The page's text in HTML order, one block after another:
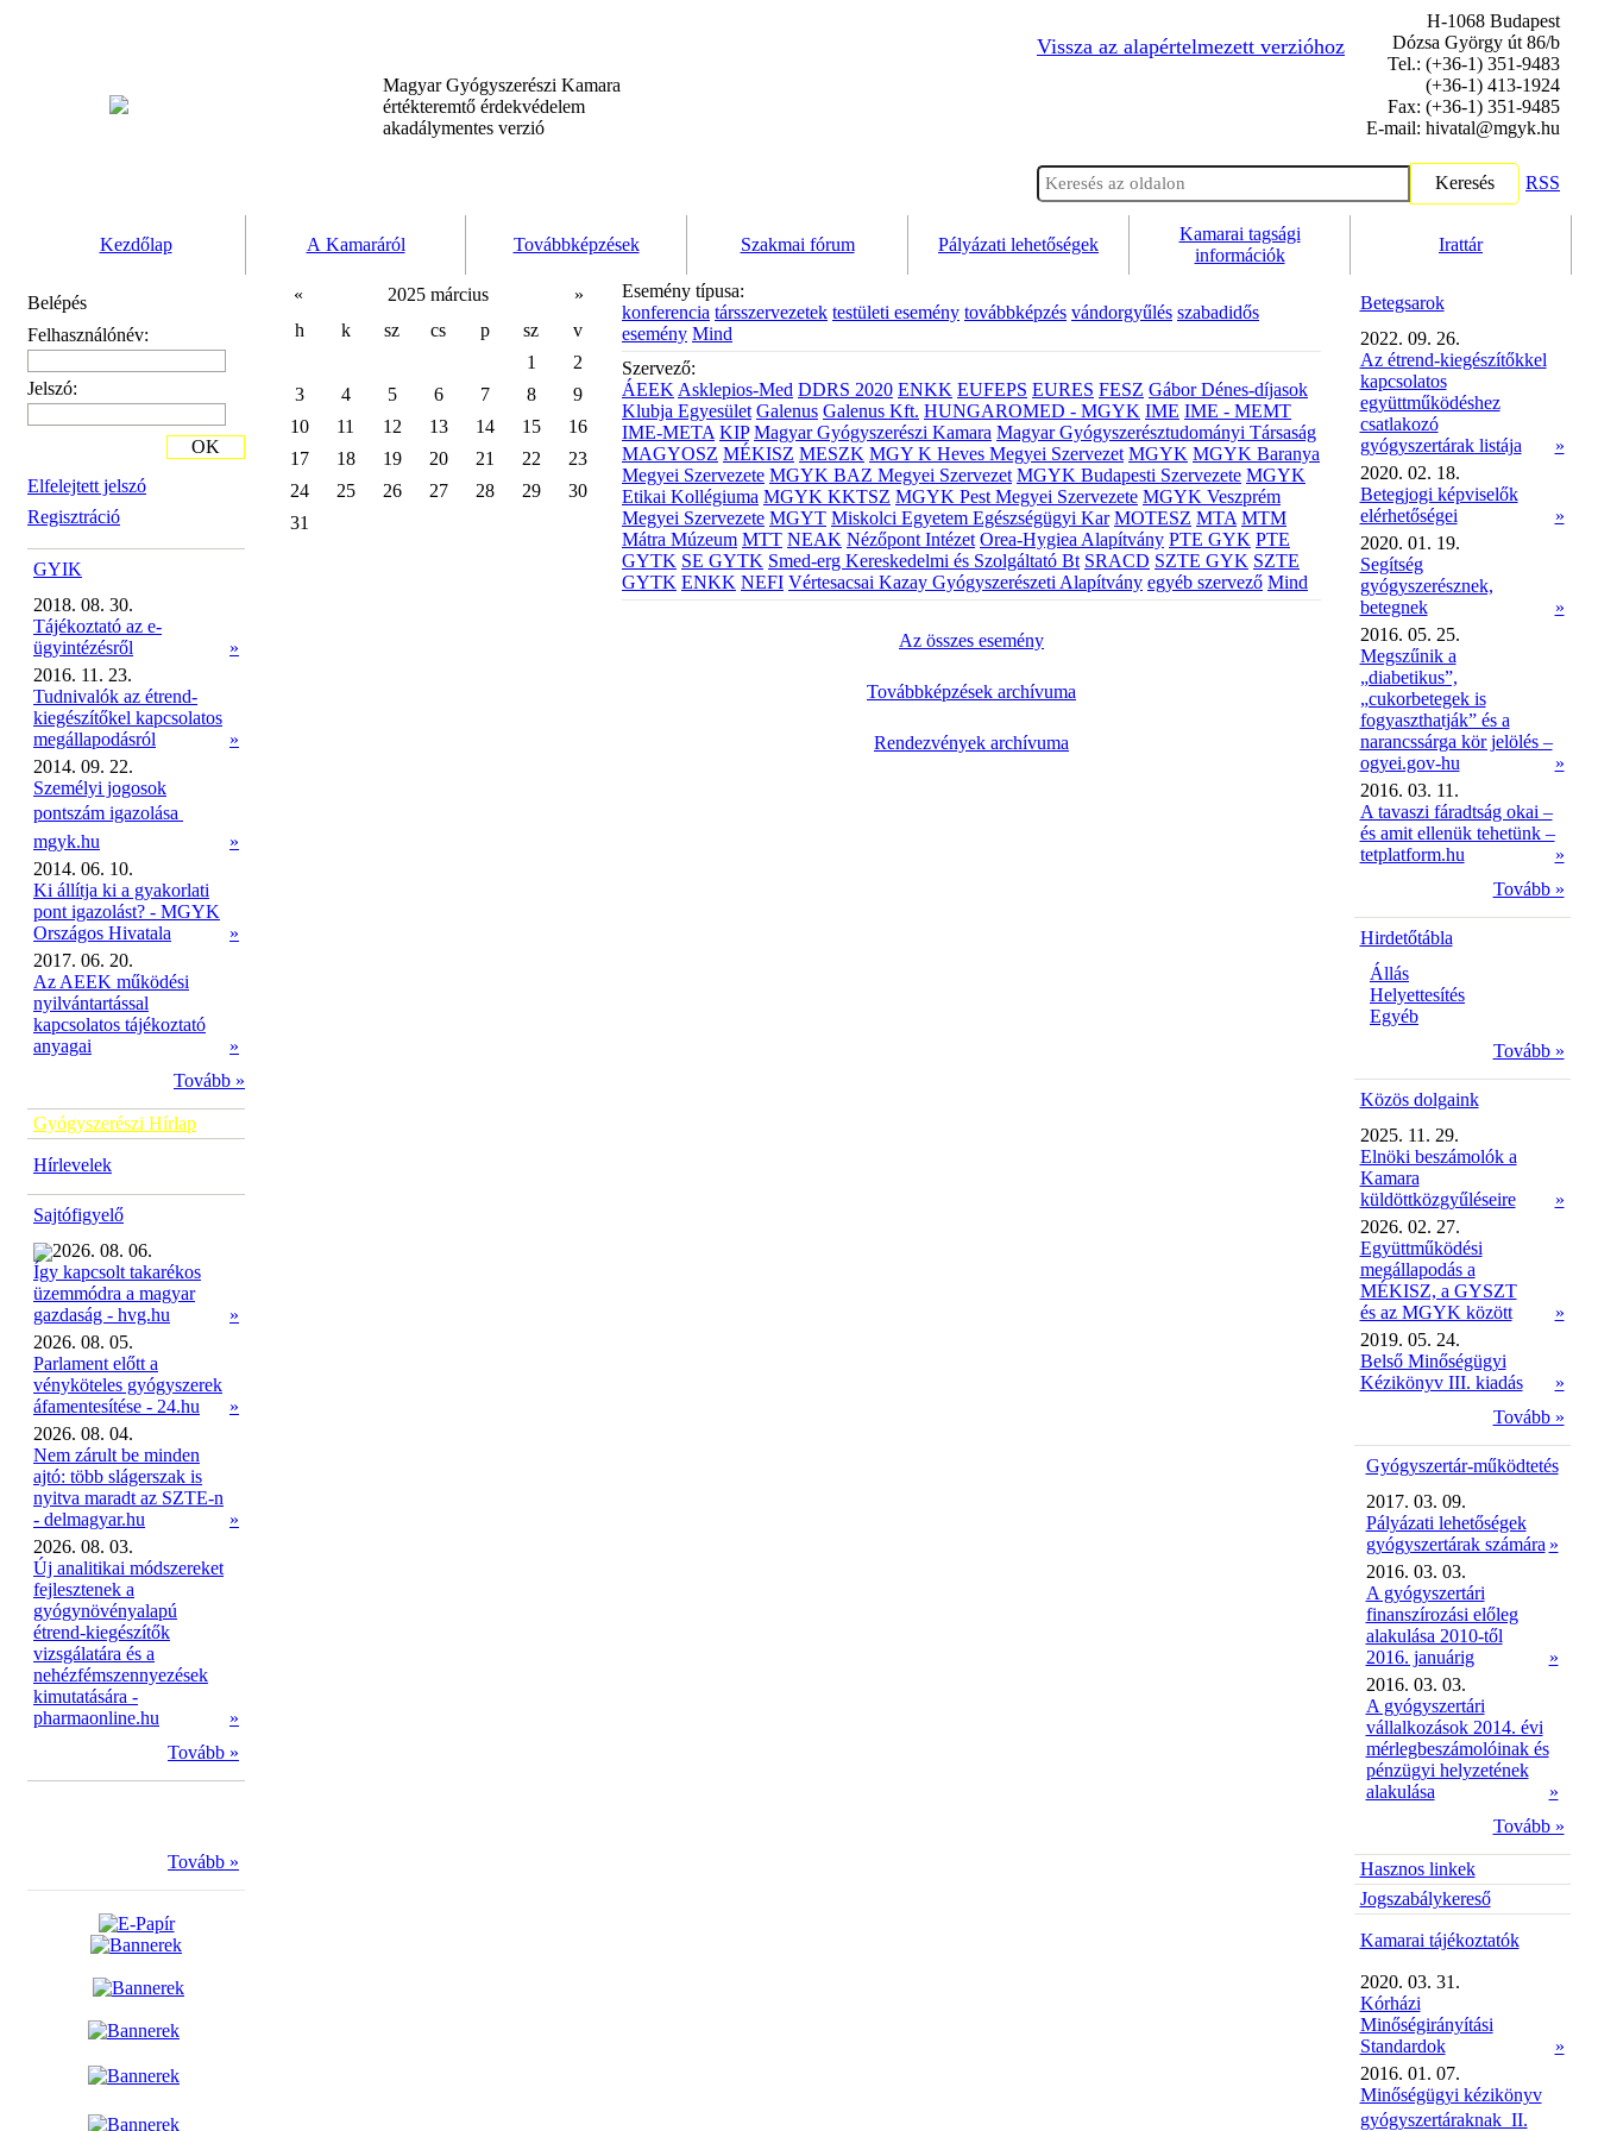
Magyar Gyógyszerészi Kamara
értékteremtő érdekvédelem
akadálymentes verzió
Vissza az alapértelmezett verzióhoz
H-1068 Budapest
Dózsa György út 86/b
Tel.: (+36-1) 351-9483
(+36-1) 413-1924
Fax: (+36-1) 351-9485
E-mail: hivatal@mgyk.hu
Keresés RSS
Kezdőlap A Kamaráról Továbbképzések Szakmai fórum Pályázati lehetőségek
Kamarai tagsági
információk
Irattár
Belépés
Felhasználónév:
Jelszó:
Elfelejtett jelszó
Regisztráció
OK
GYIK
2018. 08. 30.
Tájékoztató az e-
ügyintézésről
»
2016. 11. 23.
Tudnivalók az étrend-
kiegészítőkel kapcsolatos
megállapodásról
»
2014. 09. 22.
Személyi jogosok
pontszám igazolása 
mgyk.hu
»
2014. 06. 10.
Ki állítja ki a gyakorlati
pont igazolást? - MGYK
Országos Hivatala
»
2017. 06. 20.
Az AEEK működési
nyilvántartással
kapcsolatos tájékoztató
anyagai
»
Tovább »
Gyógyszerészi Hírlap
Hírlevelek
Sajtófigyelő
2026. 08. 06.
Így kapcsolt takarékos
üzemmódra a magyar
gazdaság - hvg.hu
»
2026. 08. 05.
Parlament előtt a
vényköteles gyógyszerek
áfamentesítése - 24.hu
»
2026. 08. 04.
Nem zárult be minden
ajtó: több slágerszak is
nyitva maradt az SZTE-n
- delmagyar.hu
»
2026. 08. 03.
Új analitikai módszereket
fejlesztenek a
gyógynövényalapú
étrend-kiegészítők
vizsgálatára és a
nehézfémszennyezések
kimutatására -
pharmaonline.hu
»
Tovább »
Tovább »
« 2025 március
»
h
k sz cs p sz
v
1
2
3
4 5 6 7 8
9
10
11 12 13 14 15
16
17
18 19 20 21 22
23
24
25 26 27 28 29
30
31
Esemény típusa:
konferencia társszervezetek testületi esemény továbbképzés vándorgyűlés szabadidős
esemény Mind
Szervező:
ÁEEK Asklepios-Med DDRS 2020 ENKK EUFEPS EURES FESZ Gábor Dénes-díjasok
Klubja Egyesület Galenus Galenus Kft. HUNGAROMED - MGYK IME IME - MEMT
IME-META KIP Magyar Gyógyszerészi Kamara Magyar Gyógyszerésztudományi Társaság
MAGYOSZ MÉKISZ MESZK MGY K Heves Megyei Szervezet MGYK MGYK Baranya
Megyei Szervezete MGYK BAZ Megyei Szervezet MGYK Budapesti Szervezete MGYK
Etikai Kollégiuma MGYK KKTSZ MGYK Pest Megyei Szervezete MGYK Veszprém
Megyei Szervezete MGYT Miskolci Egyetem Egészségügyi Kar MOTESZ MTA MTM
Mátra Múzeum MTT NEAK Nézőpont Intézet Orea-Hygiea Alapítvány PTE GYK PTE
GYTK SE GYTK Smed-erg Kereskedelmi és Szolgáltató Bt SRACD SZTE GYK SZTE
GYTK ENKK NEFI Vértesacsai Kazay Gyógyszerészeti Alapítvány egyéb szervező Mind
Az összes esemény
Továbbképzések archívuma
Rendezvények archívuma
Betegsarok
2022. 09. 26.
Az étrend-kiegészítőkkel
kapcsolatos
együttműködéshez
csatlakozó
gyógyszertárak listája
»
2020. 02. 18.
Betegjogi képviselők
elérhetőségei
»
2020. 01. 19.
Segítség
gyógyszerésznek,
betegnek
»
2016. 05. 25.
Megszűnik a
„diabetikus”,
„cukorbetegek is
fogyaszthatják” és a
narancssárga kör jelölés –
ogyei.gov-hu
»
2016. 03. 11.
A tavaszi fáradtság okai –
és amit ellenük tehetünk –
tetplatform.hu
»
Tovább »
Hirdetőtábla
Állás
Helyettesítés
Egyéb
Tovább »
Közös dolgaink
2025. 11. 29.
Elnöki beszámolók a
Kamara
küldöttközgyűléseire
»
2026. 02. 27.
Együttműködési
megállapodás a
MÉKISZ, a GYSZT
és az MGYK között
»
2019. 05. 24.
Belső Minőségügyi
Kézikönyv III. kiadás
»
Tovább »
Gyógyszertár-működtetés
2017. 03. 09.
Pályázati lehetőségek
gyógyszertárak számára »
2016. 03. 03.
A gyógyszertári
finanszírozási előleg
alakulása 2010-től
2016. januárig
»
2016. 03. 03.
A gyógyszertári
vállalkozások 2014. évi
mérlegbeszámolóinak és
pénzügyi helyzetének
alakulása
»
Tovább »
Hasznos linkek
Jogszabálykereső
Kamarai tájékoztatók
2020. 03. 31.
Kórházi
Minőségirányítási
Standardok
»
2016. 01. 07.
Minőségügyi kézikönyv
gyógyszertáraknak  II.